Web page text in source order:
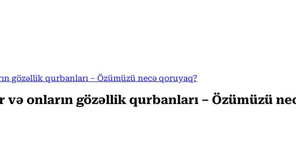
gözəllik qurbanları – Özümüzü necə qoruyaq?
onların gözəllik qurbanları – Özümüzü